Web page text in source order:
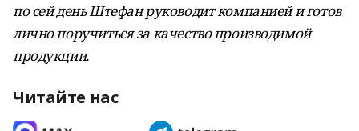
по сей день Штефан руководит компанией и готов
лично поручиться за качество производимой
продукции.
Читайте нас